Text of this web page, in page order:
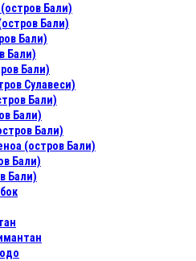
Бали)
Бали)
Бали)
Бали)
Бали)
Сулавеси)
Бали)
Бали)
Бали)
(остров Бали)
Бали)
Бали)